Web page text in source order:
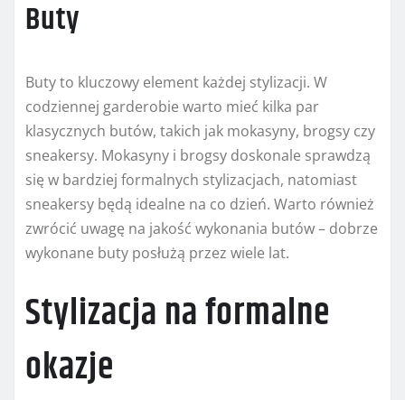
Buty
Buty to kluczowy element każdej stylizacji. W
codziennej garderobie warto mieć kilka par
klasycznych butów, takich jak mokasyny, brogsy czy
sneakersy. Mokasyny i brogsy doskonale sprawdzą
się w bardziej formalnych stylizacjach, natomiast
sneakersy będą idealne na co dzień. Warto również
zwrócić uwagę na jakość wykonania butów – dobrze
wykonane buty posłużą przez wiele lat.
Stylizacja na formalne
okazje